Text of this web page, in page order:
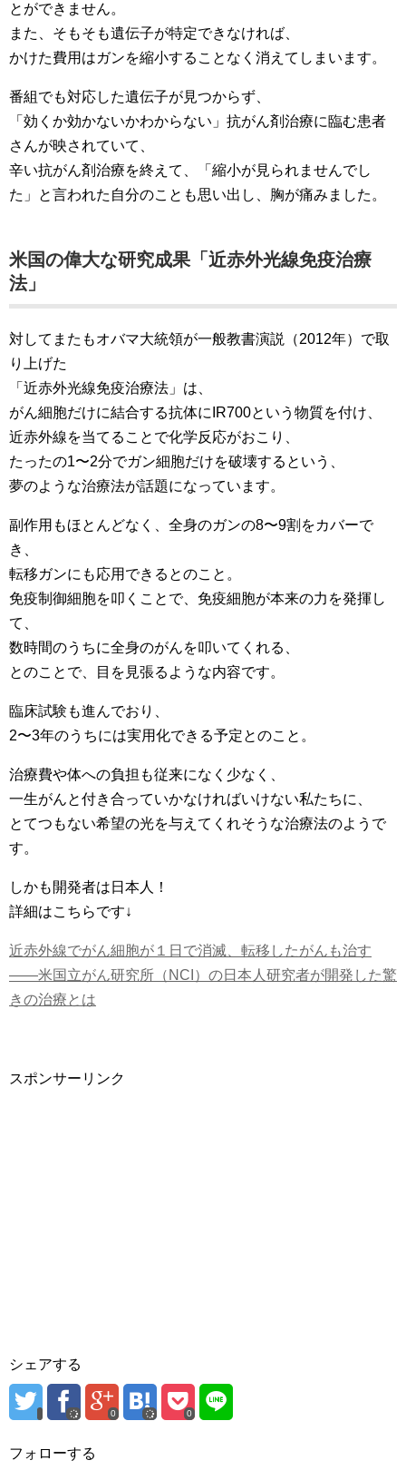
とができません。
また、そもそも遺伝子が特定できなければ、
かけた費用はガンを縮小することなく消えてしまいます。
番組でも対応した遺伝子が見つからず、
「効くか効かないかわからない」抗がん剤治療に臨む患者
さんが映されていて、
辛い抗がん剤治療を終えて、「縮小が見られませんでし
た」と言われた自分のことも思い出し、胸が痛みました。
米国の偉大な研究成果「近赤外光線免疫治療
法」
対してまたもオバマ大統領が一般教書演説（2012年）で取
り上げた
「近赤外光線免疫治療法」は、
がん細胞だけに結合する抗体にIR700という物質を付け、
近赤外線を当てることで化学反応がおこり、
たったの1〜2分でガン細胞だけを破壊するという、
夢のような治療法が話題になっています。
副作用もほとんどなく、全身のガンの8〜9割をカバーで
き、
転移ガンにも応用できるとのこと。
免疫制御細胞を叩くことで、免疫細胞が本来の力を発揮し
て、
数時間のうちに全身のがんを叩いてくれる、
とのことで、目を見張るような内容です。
臨床試験も進んでおり、
2〜3年のうちには実用化できる予定とのこと。
治療費や体への負担も従来になく少なく、
一生がんと付き合っていかなければいけない私たちに、
とてつもない希望の光を与えてくれそうな治療法のようで
す。
しかも開発者は日本人！
詳細はこちらです↓
近赤外線でがん細胞が１日で消滅、転移したがんも治す
――米国立がん研究所（NCI）の日本人研究者が開発した驚
きの治療とは
スポンサーリンク
シェアする
0 0
フォローする